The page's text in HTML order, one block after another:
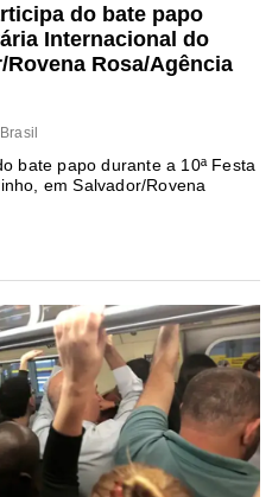
do bate papo
Internacional do
Rosa/Agência
bate papo durante a 10ª Festa
em Salvador/Rovena